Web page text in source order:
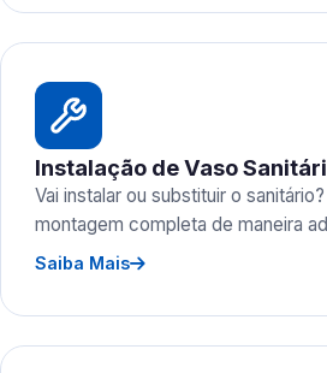
Instalação de Vaso
Vai instalar ou substituir o
montagem completa de maneira
Saiba Mais